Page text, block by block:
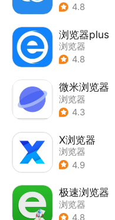
4.8
浏览器plus
浏览器
4.8
微米浏览器
浏览器
4.3
X浏览器
浏览器
4.9
极速浏览器
浏览器
4.8